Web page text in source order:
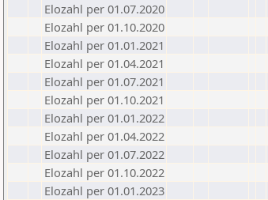
Elozahl per 01.07.2020
Elozahl per 01.10.2020
Elozahl per 01.01.2021
Elozahl per 01.04.2021
Elozahl per 01.07.2021
Elozahl per 01.10.2021
Elozahl per 01.01.2022
Elozahl per 01.04.2022
Elozahl per 01.07.2022
Elozahl per 01.10.2022
Elozahl per 01.01.2023